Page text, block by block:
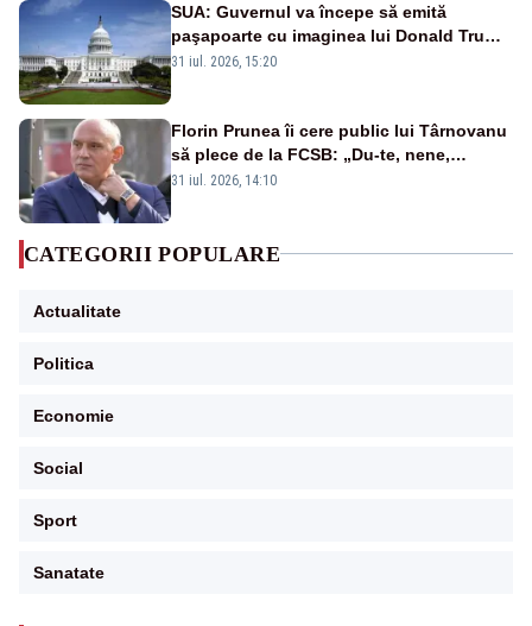
SUA: Guvernul va începe să emită
paşapoarte cu imaginea lui Donald Trump
începând cu 8 august
31 iul. 2026, 15:20
Florin Prunea îi cere public lui Târnovanu
să plece de la FCSB: „Du-te, nene,
învârtindu-te!”
31 iul. 2026, 14:10
CATEGORII POPULARE
Actualitate
Politica
Economie
Social
Sport
Sanatate